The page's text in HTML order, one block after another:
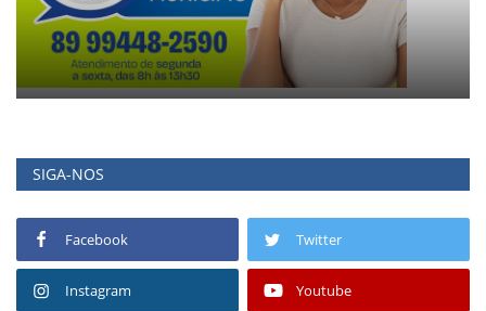
SIGA-NOS
Facebook Twitter
Instagram Youtube